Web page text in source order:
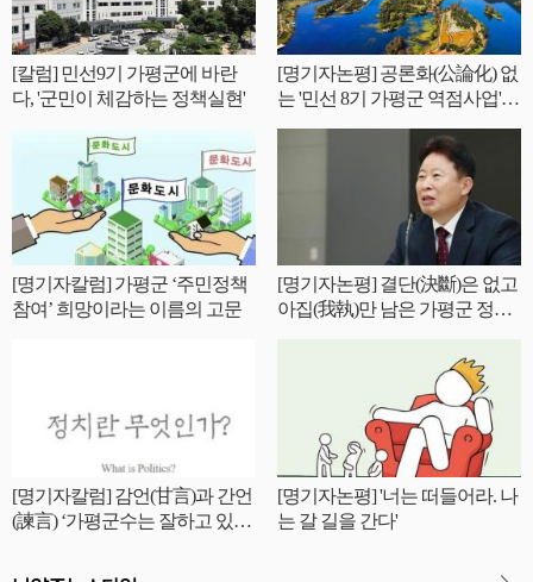
[칼럼] 민선9기 가평군에 바란
다, '군민이 체감하는 정책실현'
[명기자논평] 공론화(公論化) 없
는 '민선 8기 가평군 역점사업'
[명기자칼럼] 가평군 ‘주민정책
참여’ 희망이라는 이름의 고문
[명기자논평] 결단(決斷)은 없고
아집(我執)만 남은 가평군 정기
[명기자칼럼] 감언(甘言)과 간언
(諫言) ‘가평군수는 잘하고 있는
[명기자논평] '너는 떠들어라. 나
는 갈 길을 간다'